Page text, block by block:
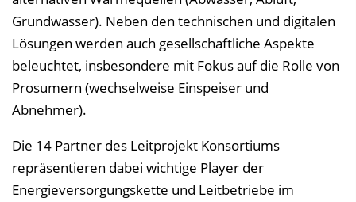
Grundwasser). Neben den technischen und digitalen
Lösungen werden auch gesellschaftliche Aspekte
beleuchtet, insbesondere mit Fokus auf die Rolle von
Prosumern (wechselweise Einspeiser und
Abnehmer).
Die 14 Partner des Leitprojekt Konsortiums
repräsentieren dabei wichtige Player der
Energieversorgungskette und Leitbetriebe im